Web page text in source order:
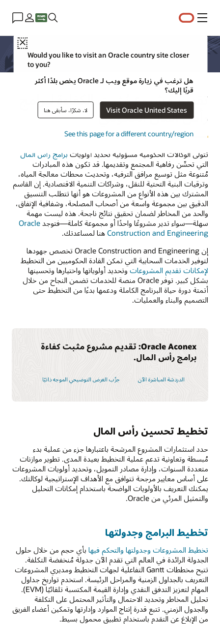
القائمة
Close
Would you like to visit an Oracle country site closer
to you?
هل ترغب في زيارة موقع ويب لـ Oracle يخص بلدًا أكثر
قربًا إليك؟
Visit Oracle United States لا، شكرًا، سأبقى هنا
See this page for a different country/region
تقديم مشروع مُثبت الكفاءة لبرامج
رأس المال الحكومي
تتولى الوكالات الحكومية مسؤولية تحديد أولويات برامج رأس المال
التي تحسِّن رفاهية المجتمع وتقديمها. قد تكون هذه المبادرات
مُتنوعة مثل توسيع مرافق الترفيه، وتحديث محطات معالجة المياه،
وترقيات البنية التحتية للنقل، وشراكات التنمية الاقتصادية. إن القاسم
المشترك بين هذه الأنواع من المشروعات هو أنها تتطلب التنسيق
الدقيق بين مجموعة واسعة من أصحاب المصلحة، وشفافية الإنفاق،
والحد من المخاطر لضمان تحقيق نتائج ناجحة. هذه ليست مهمة
سهلة—سواء تدير مشروعًا واحدًا أو مجموعة كاملة—فتوجد Oracle
Construction and Engineering هنا لمساعدتك.
إن Oracle Construction and Engineering تخصص جهودها
لتوفير الخدمات السحابية التي تمكن القادة الحكوميين من التخطيط
لإمكانات تقديم المشروعات وتحديد أولوياتها واختيارها وتحسينها
بشكل كبير. توفر Oracle منصة للخدمات تضمن النجاح من خلال
أتمتة دورة حياة البرنامج الكاملة ودعمها بدءًا من التخطيط حتى
التصميم والبناء والعمليات.
Oracle Aconex: تقديم مشروع مثبت كفاءة
برامج رأس المال.
الدردشة المباشرة الآن جرِّب العرض التوضيحي الموجه ذاتيًا
تخطيط تحسين رأس المال
حدد استثمارات المشروع المرشحة باعتبارها جزء من عملية بدء
مُبسطة وتعاونية تدعم عملية التخطيط بعيدة المدى. تطوير موازنات
متعددة السنوات، وإدارة مصادر التمويل، وتحديد أولويات المشروعات
على أساس معايير مرجحة تتوافق مع الأهداف الإستراتيجية لوكالتك.
يمكنك التعريف بالأولويات الواضحة باستخدام إمكانات التحليل
والتمثيل المرئي من Oracle.
تخطيط البرامج وجدولتها
تخطيط المشروعات وجدولتها والتحكم فيها بأي حجم من خلال حلول
الجدولة الرائدة في العالم التي تقدم الآن جدولة مُنخفضة التكلفة.
تتيح مخططات Gantt التفاعلية لجهات التخطيط ومديري المشروعات
التعريف بالجداول الزمنية والمراحل الرئيسة. استخدم تواريخ جداول
المهام لتعزيز التدفق النقدي وإدارة القيمة المكتسبة تلقائيًا (EVM).
تحليل المخاطر وتحديد الاحتمال والتأثير المحتمل على التكلفة
والجدول الزمني. تتبع قدرة إنتاج الموارد وإدارتها وتمكين أعضاء الفريق
من الإبلاغ عن التقدم باستخدام تطبيق محمول بسيط.